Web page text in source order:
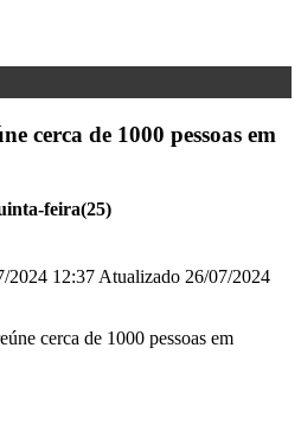
cerca de 1000 pessoas em
feira(25)
2024 12:37 Atualizado 26/07/2024